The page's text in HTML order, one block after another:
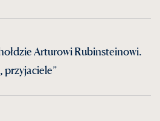
Arturowi Rubinsteinowi.
przyjaciele”